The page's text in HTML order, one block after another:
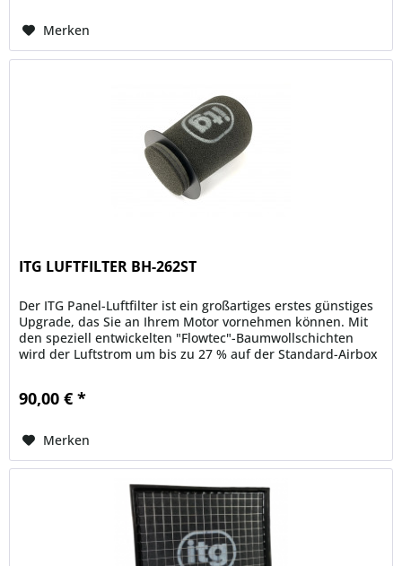
Merken
ITG LUFTFILTER BH-262ST
Der ITG Panel-Luftfilter ist ein großartiges erstes günstiges
Upgrade, das Sie an Ihrem Motor vornehmen können. Mit
den speziell entwickelten "Flowtec"-Baumwollschichten
wird der Luftstrom um bis zu 27 % auf der Standard-Airbox
90,00 € *
Merken